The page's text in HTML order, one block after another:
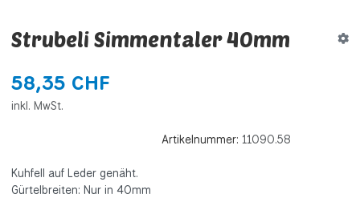
Strubeli Simmentaler 40mm
58,35 CHF
inkl. MwSt.
Artikelnummer: 11090.58
Kuhfell auf Leder genäht.
Gürtelbreiten: Nur in 40mm